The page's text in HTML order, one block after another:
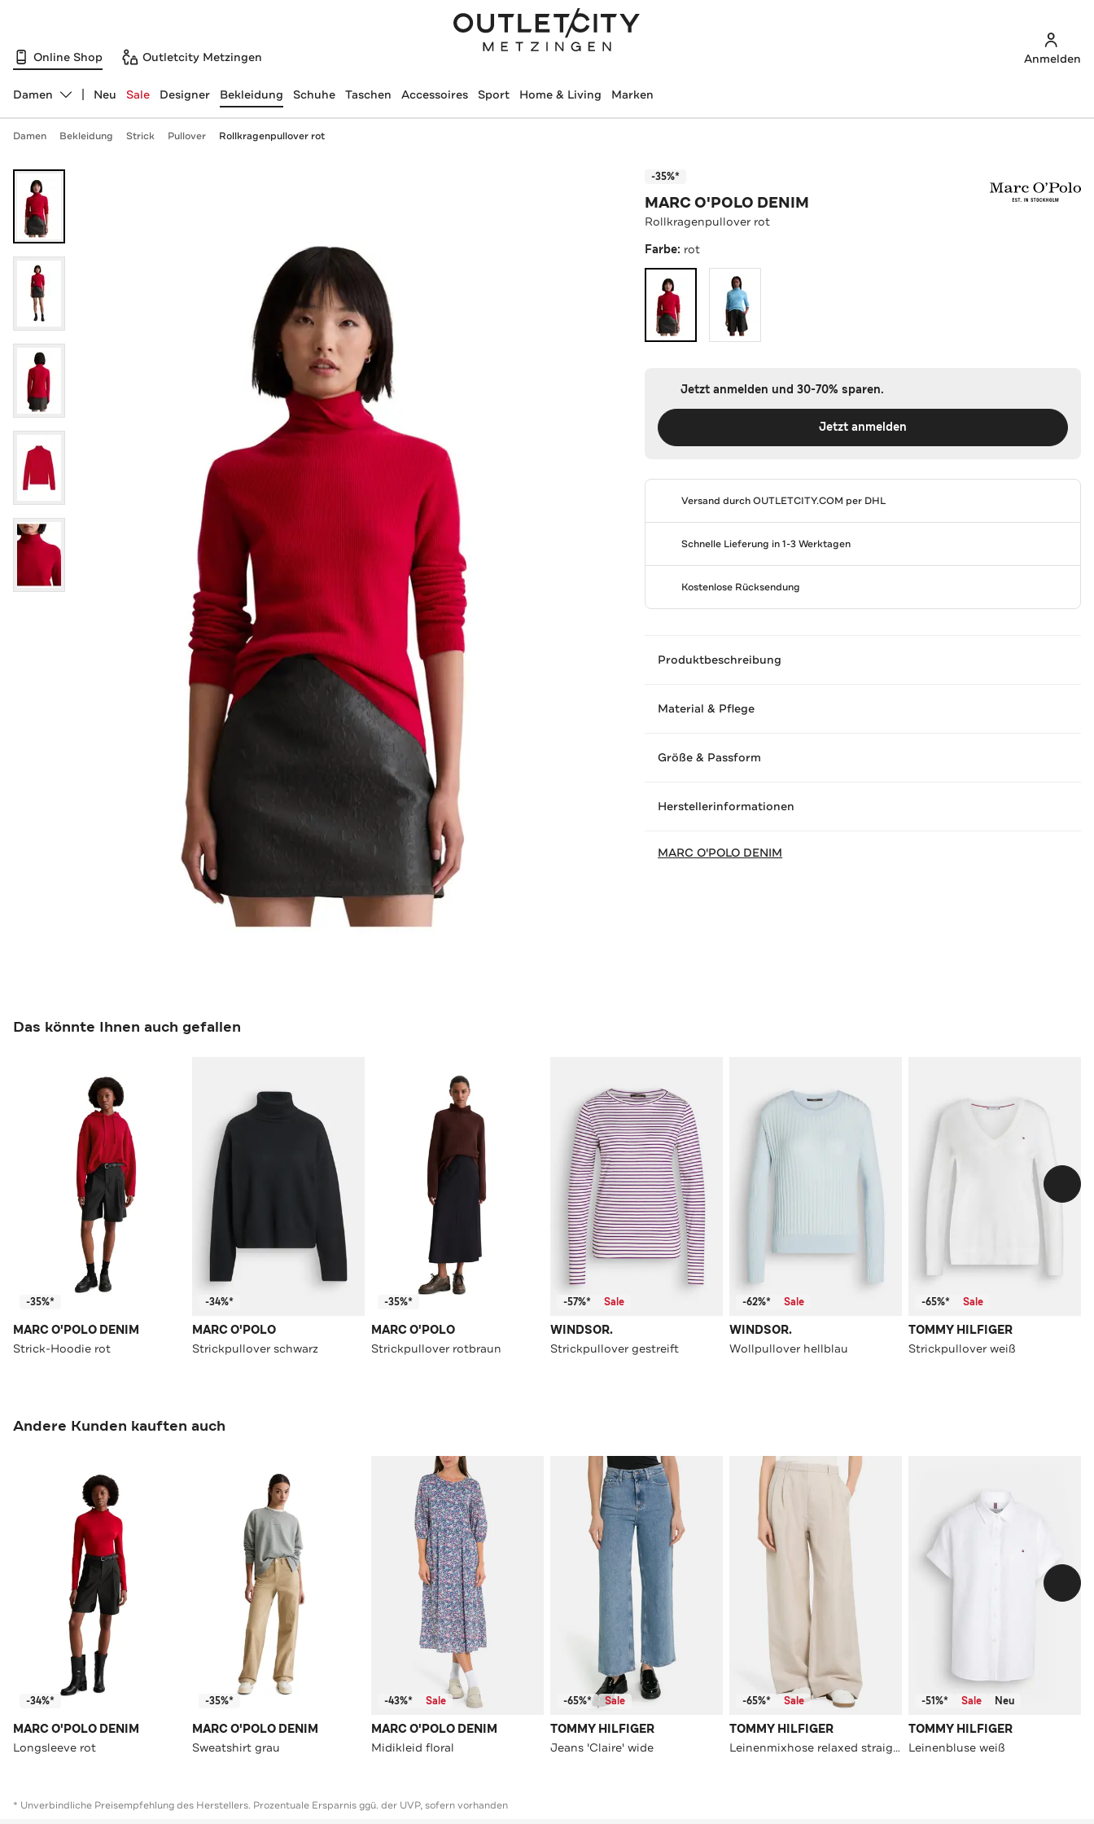
Online Shop Outletcity Metzingen Anmelden
Abteilung ändern, ausgewählt:
Damen Neu Sale Designer Bekleidung Schuhe Taschen Accessoires Sport Home & Living Marken
Damen Bekleidung Strick Pullover Rollkragenpullover rot
-35%*
MARC O'POLO DENIM
Rollkragenpullover rot
Farbe: rot
Jetzt anmelden und 30-70% sparen.
Jetzt anmelden
Versand durchOUTLETCITY.COM per DHL
Schnelle Lieferung in 1-3 Werktagen
Kostenlose Rücksendung
Produktbeschreibung
Material & Pflege
Größe & Passform
Herstellerinformationen
MARC O'POLO DENIM
Das könnte Ihnen auch gefallen
-35%*
MARC O'POLO DENIM
Strick-Hoodie rot
-34%*
MARC O'POLO
Strickpullover schwarz
-35%*
MARC O'POLO
Strickpullover rotbraun
-57%* Sale
WINDSOR.
Strickpullover gestreift
-62%* Sale
WINDSOR.
Wollpullover hellblau
-65%* Sale
TOMMY HILFIGER
Strickpullover weiß
Andere Kunden kauften auch
-34%*
MARC O'POLO DENIM
Longsleeve rot
-35%*
MARC O'POLO DENIM
Sweatshirt grau
-43%* Sale
MARC O'POLO DENIM
Midikleid floral
-65%* Sale
TOMMY HILFIGER
Jeans 'Claire' wide
-65%* Sale
TOMMY HILFIGER
Leinenmixhose relaxed straight
-51%* Sale Neu
TOMMY HILFIGER
Leinenbluse weiß
* Unverbindliche Preisempfehlung des Herstellers. Prozentuale Ersparnis ggü. der UVP, sofern vorhanden